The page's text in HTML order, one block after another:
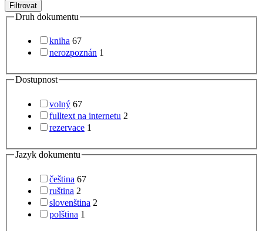
Filtrovat
Druh dokumentu
kniha 67
nerozpoznán 1
Dostupnost
volný 67
fulltext na internetu 2
rezervace 1
Jazyk dokumentu
čeština 67
ruština 2
slovenština 2
polština 1